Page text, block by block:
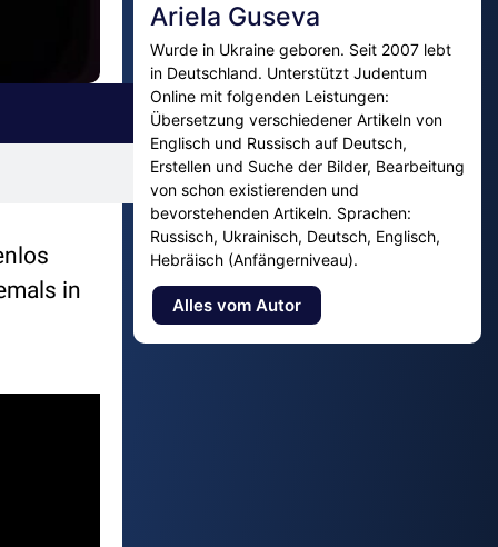
in
Ariela Guseva
Wurde in Ukraine geboren. Seit 2007 lebt
in Deutschland. Unterstützt Judentum
Online mit folgenden Leistungen:
Übersetzung verschiedener Artikeln von
Englisch und Russisch auf Deutsch,
Erstellen und Suche der Bilder, Bearbeitung
von schon existierenden und
bevorstehenden Artikeln. Sprachen:
Russisch, Ukrainisch, Deutsch, Englisch,
Hebräisch (Anfängerniveau).
Alles vom Autor